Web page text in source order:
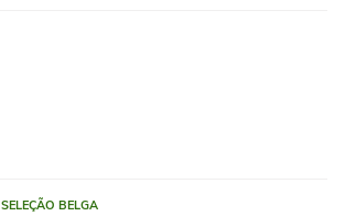
SELEÇÃO BELGA